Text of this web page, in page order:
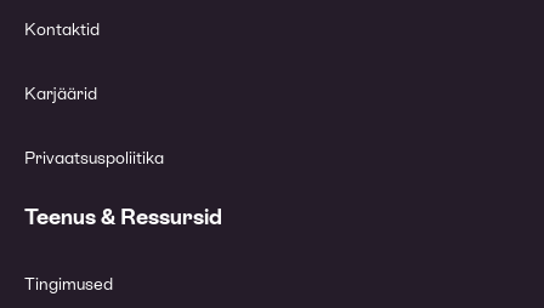
Kontaktid
Karjäärid
Privaatsuspoliitika
Teenus & Ressursid
Tingimused